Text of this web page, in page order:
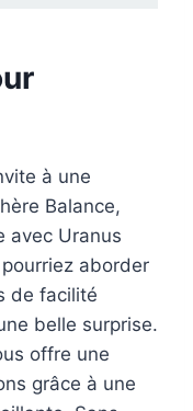
à une
Balance,
avec Uranus
aborder
de facilité
belle surprise.
offre une
grâce à une